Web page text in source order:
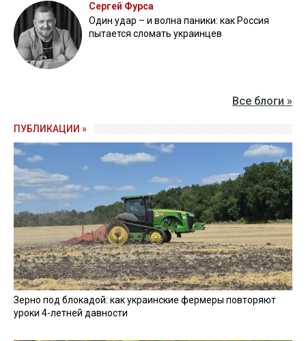
Сергей Фурса
Один удар – и волна паники: как Россия
пытается сломать украинцев
Все блоги »
ПУБЛИКАЦИИ »
Зерно под блокадой: как украинские фермеры повторяют
уроки 4-летней давности